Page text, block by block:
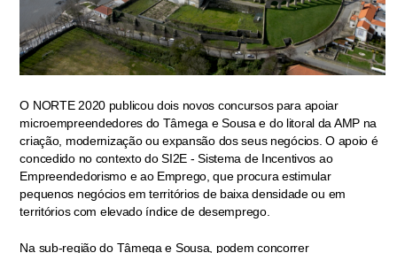
O NORTE 2020 publicou dois novos concursos para apoiar
microempreendedores do Tâmega e Sousa e do litoral da AMP na
criação, modernização ou expansão dos seus negócios. O apoio é
concedido no contexto do SI2E - Sistema de Incentivos ao
Empreendedorismo e ao Emprego, que procura estimular
pequenos negócios em territórios de baixa densidade ou em
territórios com elevado índice de desemprego.
Na sub-região do Tâmega e Sousa, podem concorrer